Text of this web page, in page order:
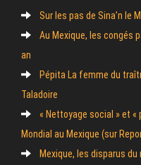
Sur les pas de Sina’n le
Au Mexique, les congés
an
Pépita La femme du
Taladoire
« Nettoyage social » et «
Mondial au Mexique (sur
Mexique, les disparus